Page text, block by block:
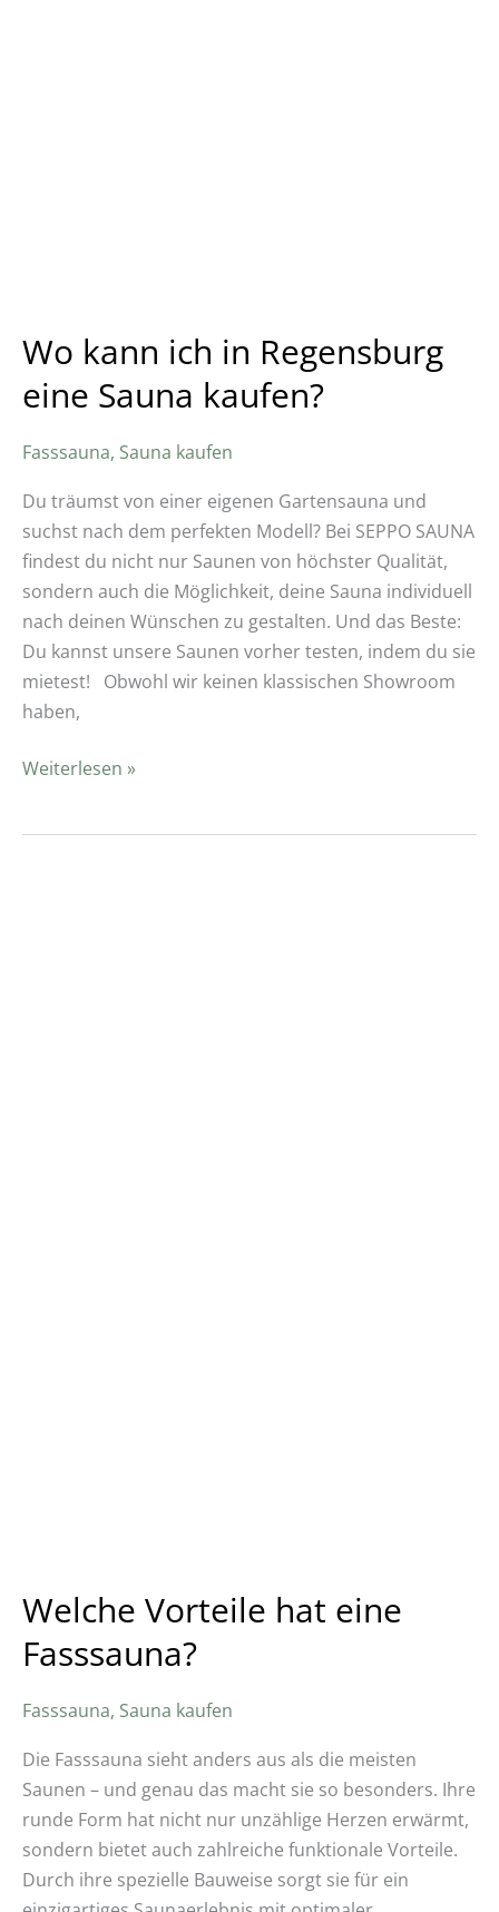
Wo kann ich in Regensburg
eine Sauna kaufen?
Fasssauna, Sauna kaufen
Du träumst von einer eigenen Gartensauna und
suchst nach dem perfekten Modell? Bei SEPPO SAUNA
findest du nicht nur Saunen von höchster Qualität,
sondern auch die Möglichkeit, deine Sauna individuell
nach deinen Wünschen zu gestalten. Und das Beste:
Du kannst unsere Saunen vorher testen, indem du sie
mietest! Obwohl wir keinen klassischen Showroom
haben,
Weiterlesen »
Welche Vorteile hat eine
Fasssauna?
Fasssauna, Sauna kaufen
Die Fasssauna sieht anders aus als die meisten
Saunen – und genau das macht sie so besonders. Ihre
runde Form hat nicht nur unzählige Herzen erwärmt,
sondern bietet auch zahlreiche funktionale Vorteile.
Durch ihre spezielle Bauweise sorgt sie für ein